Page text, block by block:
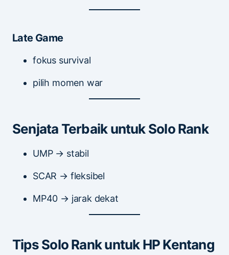
Late Game
fokus survival
pilih momen war
Senjata Terbaik untuk Solo Rank
UMP → stabil
SCAR → fleksibel
MP40 → jarak dekat
Tips Solo Rank untuk HP Kentang